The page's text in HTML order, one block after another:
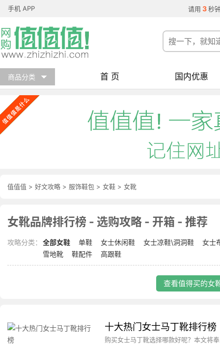
手机 APP 请用 3 秒
商品分类 首 页 国内优惠
值值值 > 好文攻略 > 服饰鞋包 > 女鞋 > 女靴
女靴品牌排行榜 - 选购攻略 - 开箱 - 推荐
攻略分类： 全部女鞋 单鞋 女士休闲鞋 女士凉鞋\洞洞鞋
女士
雪地靴
鞋配件 高跟鞋
查看值得买的女
十大热门女士马丁靴排行榜
购买女士马丁靴选择哪款好呢？本文将